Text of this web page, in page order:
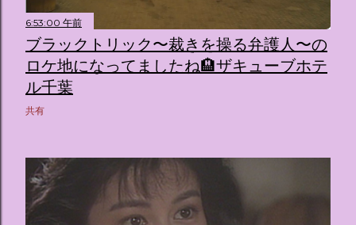
6:53:00 午前
ブラックトリック〜裁きを操る弁護人〜の
ロケ地になってましたね🏨ザキューブホテ
ル千葉
共有